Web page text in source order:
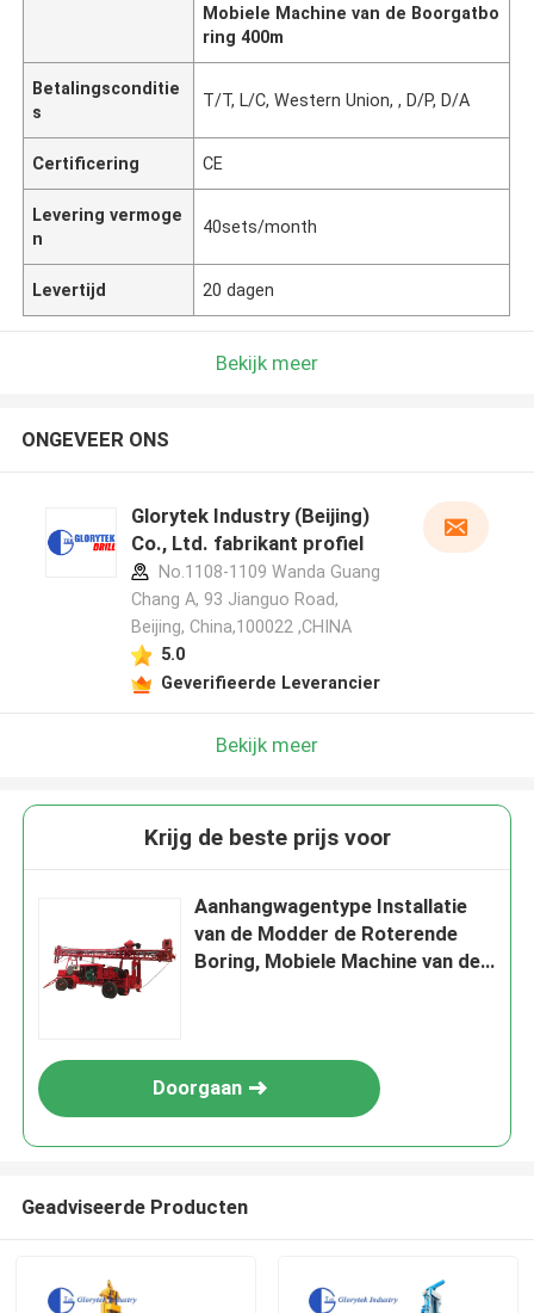
Mobiele Machine van de Boorgatbo
ring 400m
Betalingsconditie
s
T/T, L/C, Western Union, , D/P, D/A
Certificering CE
Levering vermoge
n
40sets/month
Levertijd 20 dagen
Bekijk meer
ONGEVEER ONS
Glorytek Industry (Beijing)
Co., Ltd. fabrikant profiel
No.1108-1109 Wanda Guang
Chang A, 93 Jianguo Road,
Beijing, China,100022 ,CHINA
5.0
Geverifieerde Leverancier
Bekijk meer
Krijg de beste prijs voor
Aanhangwagentype Installatie
van de Modder de Roterende
Boring, Mobiele Machine van de
Doorgaan
Geadviseerde Producten